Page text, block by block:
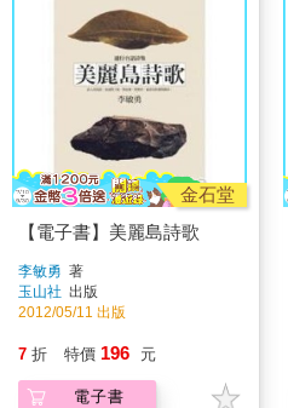
金石堂
【電子書】美麗島詩歌
李敏勇 著
玉山社 出版
2012/05/11 出版
7 折 特價 196 元
電子書